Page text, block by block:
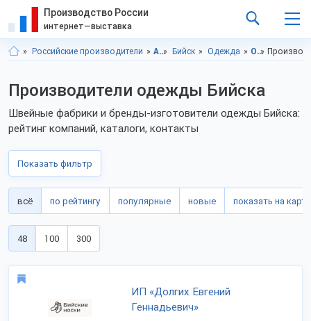
Производство России
интернет—выставка
Российские производители Алтайский край Бийск Одежда Одежда, Алтайский край
Производители одежды Бийска
Швейные фабрики и бренды-изготовители одежды Бийска:
рейтинг компаний, каталоги, контакты
Показать фильтр
всё по рейтингу популярные новые показать на карте
48 100 300
ИП «Долгих Евгений
Геннадьевич»